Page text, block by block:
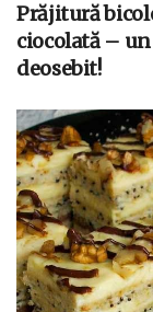
Prăjitură
ciocolată –
deosebit!